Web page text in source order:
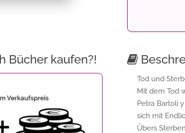
Bücher kaufen?!
Tod und
Mit dem Tod
Petra Bartoli
sich mit
Übers